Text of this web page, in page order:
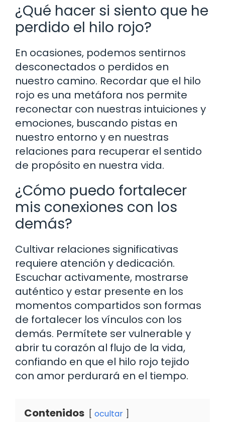
¿Qué hacer si siento que he
perdido el hilo rojo?
En ocasiones, podemos sentirnos
desconectados o perdidos en
nuestro camino. Recordar que el hilo
rojo es una metáfora nos permite
reconectar con nuestras intuiciones y
emociones, buscando pistas en
nuestro entorno y en nuestras
relaciones para recuperar el sentido
de propósito en nuestra vida.
¿Cómo puedo fortalecer
mis conexiones con los
demás?
Cultivar relaciones significativas
requiere atención y dedicación.
Escuchar activamente, mostrarse
auténtico y estar presente en los
momentos compartidos son formas
de fortalecer los vínculos con los
demás. Permítete ser vulnerable y
abrir tu corazón al flujo de la vida,
confiando en que el hilo rojo tejido
con amor perdurará en el tiempo.
Contenidos ocultar